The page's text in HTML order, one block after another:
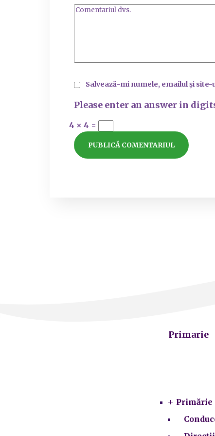
Salvează-mi numele, emailul și
Please enter an answer in
4 × 4 =
Primarie
Primărie